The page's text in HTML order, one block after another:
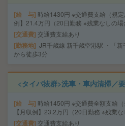
給 与 時給1430円 ※交通費支給（規
例】21.4万円（20日勤務 ※残業なしの場
交通費 交通費支給あり
勤務地 JR千歳線 新千歳空港駅 ・「新
から徒歩3分
<タイパ抜群>洗車・車内清掃／
給 与 時給1450円 ※交通費全額支給（
【月収例】23.2万円（20日勤務 ※残業な
交通費 交通費支給あり